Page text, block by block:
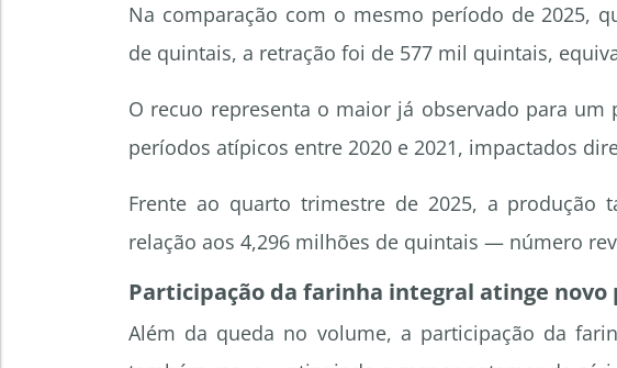
Na comparação com o mesmo período de 2025,
de quintais, a retração foi de 577 mil quintais,
O recuo representa o maior já observado para
períodos atípicos entre 2020 e 2021, impactados
Frente ao quarto trimestre de 2025, a produção
relação aos 4,296 milhões de quintais — número
Participação da farinha integral atinge novo
Além da queda no volume, a participação da